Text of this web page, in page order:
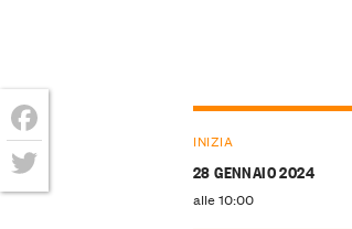
INIZIA
28 GENNAIO 2024
alle 10:00
Facebook
Twitter